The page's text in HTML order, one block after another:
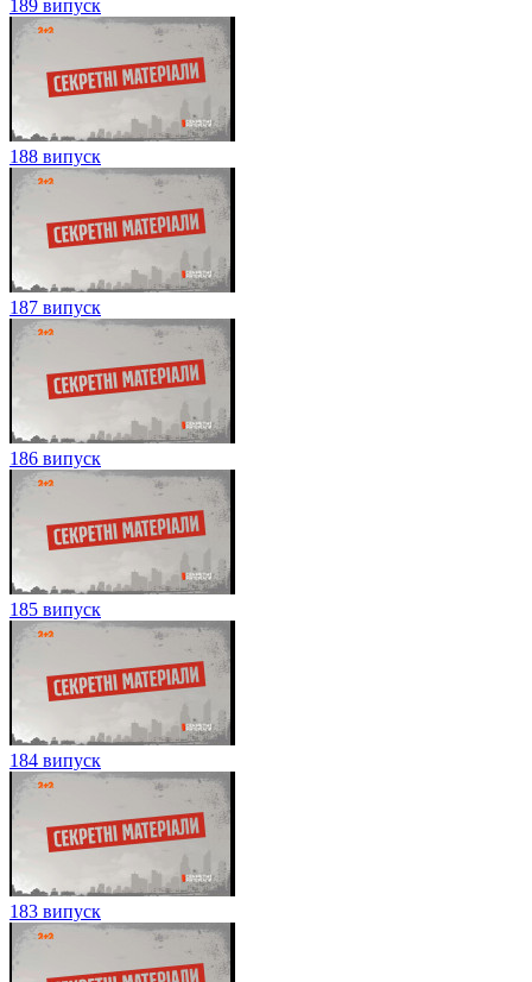
189 випуск
188 випуск
187 випуск
186 випуск
185 випуск
184 випуск
183 випуск